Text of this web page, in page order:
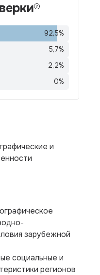
92,5%
5,7%
2,2%
0%
и
зарубежной
социальные и
регионов